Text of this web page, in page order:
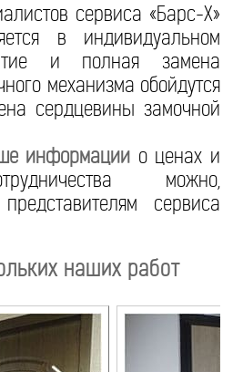
сервиса «Барс-Х»
в индивидуальном
и полная замена
механизма обойдутся
сердцевины замочной
информации о ценах и
можно,
сервиса
наших работ